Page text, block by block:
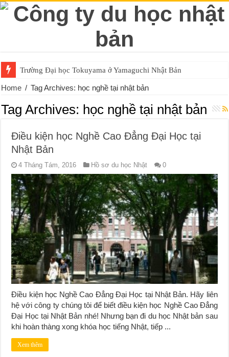
Trường Đại học Tokuyama ở Yamaguchi Nhật Bản
Trường Đại học Đông Á tại Yamaguchi Nhật Bản
Home / Tag Archives: học nghề tại nhật bản
Tag Archives: học nghề tại nhật bản
Điều kiện học Nghề Cao Đẳng Đại Học tại
Nhật Bản
4 Tháng Tám, 2016 Hồ sơ du học Nhật 0
Điều kiện học Nghề Cao Đẳng Đại Học tại Nhật Bản. Hãy liên
hệ với công ty chúng tôi để biết điều kiện học Nghề Cao Đẳng
Đại Học tại Nhật Bản nhé! Nhưng bạn đi du học Nhật bản sau
khi hoàn thàng xong khóa học tiếng Nhật, tiếp ...
Xem thêm